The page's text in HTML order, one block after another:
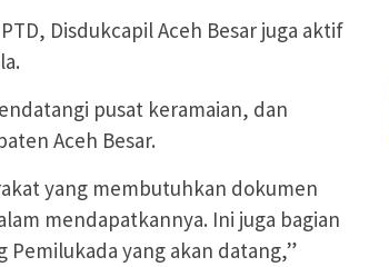
Disdukcapil Aceh Besar juga aktif
pusat keramaian, dan
Aceh Besar.
yang membutuhkan dokumen
mendapatkannya. Ini juga bagian
yang akan datang,”